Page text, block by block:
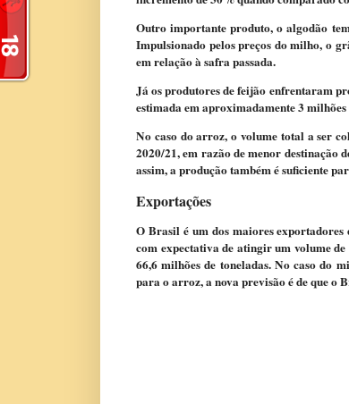
Outro importante produto, o algodão
Impulsionado pelos preços do milho, o
em relação à safra passada.
Já os produtores de feijão enfrentaram
estimada em aproximadamente 3
No caso do arroz, o volume total a ser
2020/21, em razão de menor
assim, a produção também é suficiente
Exportações
O Brasil é um dos maiores exportadores
com expectativa de atingir um volume
66,6 milhões de toneladas. No caso do
para o arroz, a nova previsão é de que o